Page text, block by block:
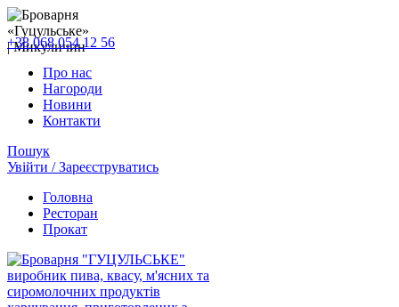
+38 068 054 12 56
Про нас
Нагороди
Новини
Контакти
Пошук
Увійти / Зареєструватись
Головна
Ресторан
Прокат